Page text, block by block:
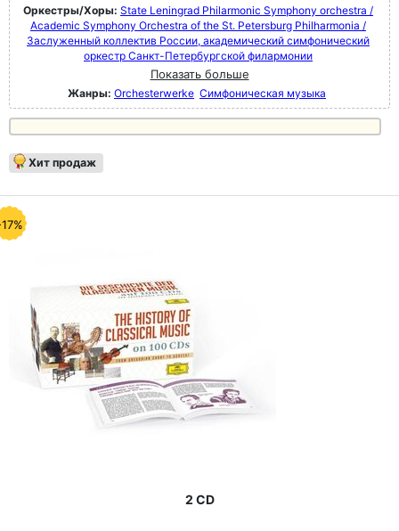
Оркестры/Хоры: State Leningrad Philarmonic Symphony orchestra /
Academic Symphony Orchestra of the St. Petersburg Philharmonia /
Заслуженный коллектив России, академический симфонический
оркестр Санкт-Петербургской филармонии
Показать больше
Жанры: Orchesterwerke Симфоническая музыка
Хит продаж
2 CD